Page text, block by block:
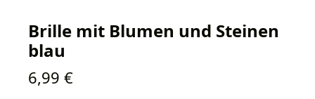
Brille mit Blumen und Steinen
blau
Regulärer Preis:
6,99 €